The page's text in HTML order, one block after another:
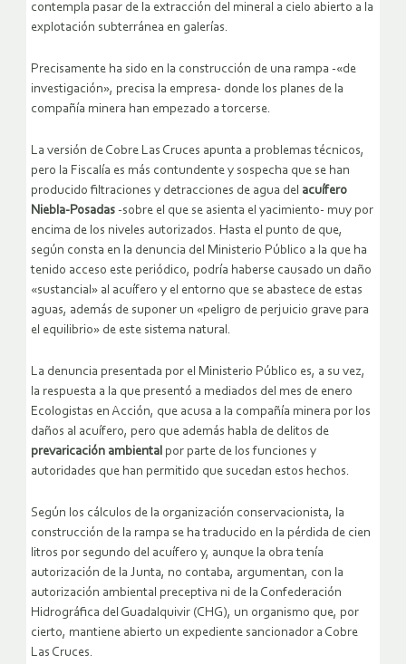
contempla pasar de la extracción del mineral a cielo abierto a la
explotación subterránea en galerías.
Precisamente ha sido en la construcción de una rampa -«de
investigación», precisa la empresa- donde los planes de la
compañía minera han empezado a torcerse.
La versión de Cobre Las Cruces apunta a problemas técnicos,
pero la Fiscalía es más contundente y sospecha que se han
producido filtraciones y detracciones de agua del acuífero
Niebla-Posadas -sobre el que se asienta el yacimiento- muy por
encima de los niveles autorizados. Hasta el punto de que,
según consta en la denuncia del Ministerio Público a la que ha
tenido acceso este periódico, podría haberse causado un daño
«sustancial» al acuífero y el entorno que se abastece de estas
aguas, además de suponer un «peligro de perjuicio grave para
el equilibrio» de este sistema natural.
La denuncia presentada por el Ministerio Público es, a su vez,
la respuesta a la que presentó a mediados del mes de enero
Ecologistas en Acción, que acusa a la compañía minera por los
daños al acuífero, pero que además habla de delitos de
prevaricación ambiental por parte de los funciones y
autoridades que han permitido que sucedan estos hechos.
Según los cálculos de la organización conservacionista, la
construcción de la rampa se ha traducido en la pérdida de cien
litros por segundo del acuífero y, aunque la obra tenía
autorización de la Junta, no contaba, argumentan, con la
autorización ambiental preceptiva ni de la Confederación
Hidrográfica del Guadalquivir (CHG), un organismo que, por
cierto, mantiene abierto un expediente sancionador a Cobre
Las Cruces.